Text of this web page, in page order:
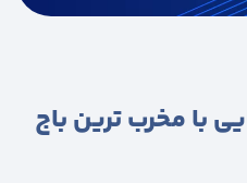
با مخرب ترین باج